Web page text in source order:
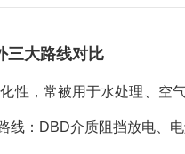
三大路线对比
性，常被用于水处理、空
：DBD介质阻挡放电、电